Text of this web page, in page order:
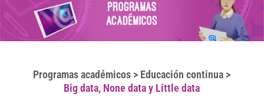
Programas académicos > Educación continua >
Big data, None data y Little data